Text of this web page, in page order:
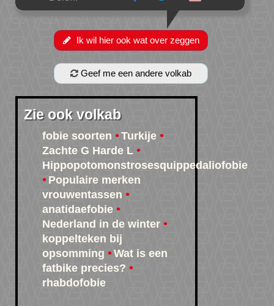
Ik wil hier ook wat over zeggen
Geef me een andere volkab
Zie ook volkab
fobie soorten
Turkije
Zachte G Harde L
Hippopotomonstrosesquippedaliofobie
Populaire merken
vrouwentassen
anatidaefobie
Nederland in de winter
koppelteken bij
opsomming
Wat is een
fatbike precies?
rhabdofobie